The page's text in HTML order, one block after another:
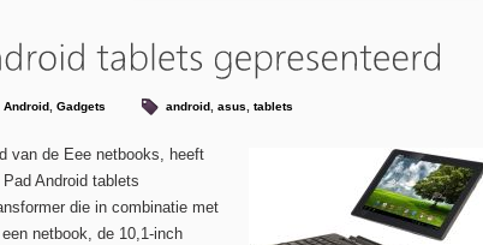
Android Gadgets android asus tablets
van de Eee netbooks, heeft
Android tablets
die in combinatie met
netbook, de 10,1-inch